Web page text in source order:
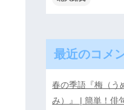
最近のコメ
春の季語『梅（う
み）』 | 簡単！俳